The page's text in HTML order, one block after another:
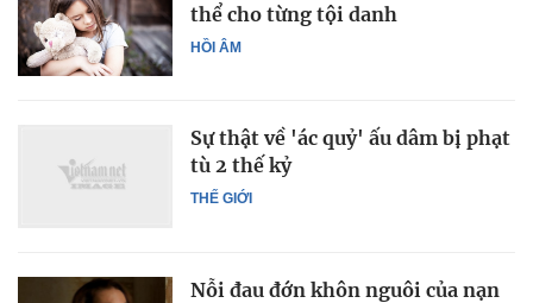
HỒI ÂM
thể cho từng tội danh
THẾ GIỚI
Sự thật về 'ác quỷ' ấu dâm bị phạt
tù 2 thế kỷ
Nỗi đau đớn khôn nguôi của nạn